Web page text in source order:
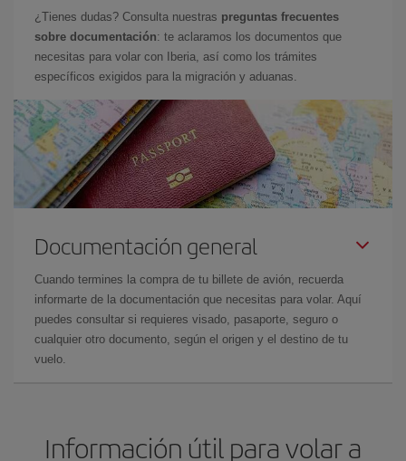
¿Tienes dudas? Consulta nuestras preguntas frecuentes
sobre documentación: te aclaramos los documentos que
necesitas para volar con Iberia, así como los trámites
específicos exigidos para la migración y aduanas.
Documentación general
Cuando termines la compra de tu billete de avión, recuerda
informarte de la documentación que necesitas para volar. Aquí
puedes consultar si requieres visado, pasaporte, seguro o
cualquier otro documento, según el origen y el destino de tu
vuelo.
Información útil para volar a